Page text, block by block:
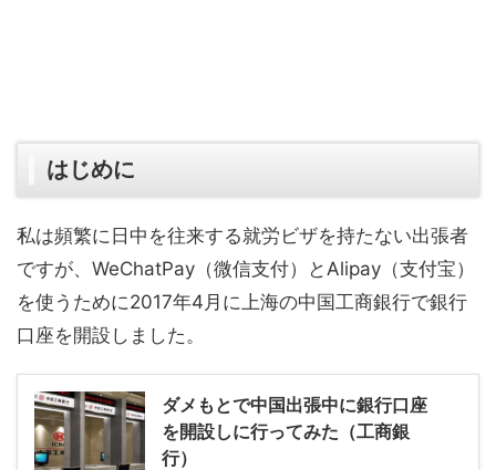
はじめに
私は頻繁に日中を往来する就労ビザを持たない出張者
ですが、WeChatPay（微信支付）とAlipay（支付宝）
を使うために2017年4月に上海の中国工商銀行で銀行
口座を開設しました。
ダメもとで中国出張中に銀行口座
を開設しに行ってみた（工商銀
行）